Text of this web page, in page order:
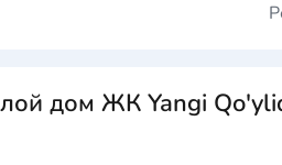
дом ЖК Yangi